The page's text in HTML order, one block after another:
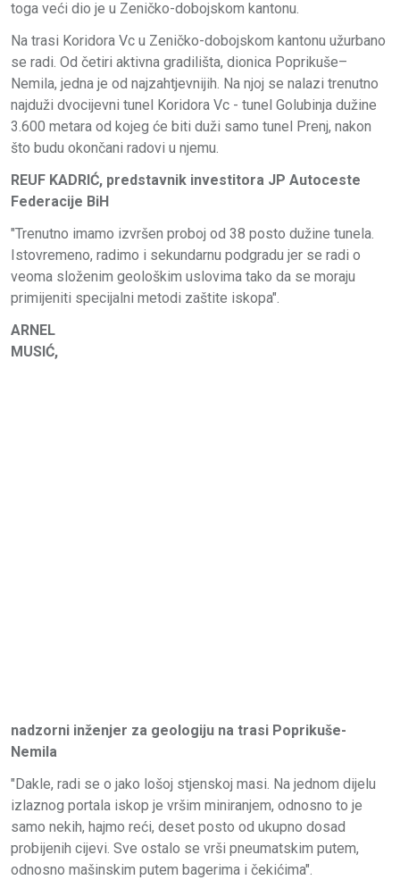
toga veći dio je u Zeničko-dobojskom kantonu.
Na trasi Koridora Vc u Zeničko-dobojskom kantonu užurbano
se radi. Od četiri aktivna gradilišta, dionica Poprikuše–
Nemila, jedna je od najzahtjevnijih. Na njoj se nalazi trenutno
najduži dvocijevni tunel Koridora Vc - tunel Golubinja dužine
3.600 metara od kojeg će biti duži samo tunel Prenj, nakon
što budu okončani radovi u njemu.
REUF KADRIĆ, predstavnik investitora JP Autoceste
Federacije BiH
"Trenutno imamo izvršen proboj od 38 posto dužine tunela.
Istovremeno, radimo i sekundarnu podgradu jer se radi o
veoma složenim geološkim uslovima tako da se moraju
primijeniti specijalni metodi zaštite iskopa".
ARNEL
MUSIĆ,
nadzorni inženjer za geologiju na trasi Poprikuše-
Nemila
"Dakle, radi se o jako lošoj stjenskoj masi. Na jednom dijelu
izlaznog portala iskop je vršim miniranjem, odnosno to je
samo nekih, hajmo reći, deset posto od ukupno dosad
probijenih cijevi. Sve ostalo se vrši pneumatskim putem,
odnosno mašinskim putem bagerima i čekićima".